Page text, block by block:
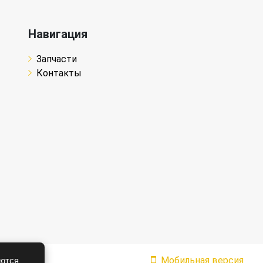
Навигация
Запчасти
Контакты
Мобильная версия